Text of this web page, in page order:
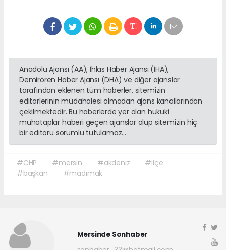
Anadolu Ajansı (AA), İhlas Haber Ajansı (İHA),
Demirören Haber Ajansı (DHA) ve diğer ajanslar
tarafından eklenen tüm haberler, sitemizin
editörlerinin müdahalesi olmadan ajans kanallarından
çekilmektedir. Bu haberlerde yer alan hukuki
muhataplar haberi geçen ajanslar olup sitemizin hiç
bir editörü sorumlu tutulamaz...
#CHP #mersin #akdeniz
#ilçe
#başkan
#madımak
Mersinde Sonhaber